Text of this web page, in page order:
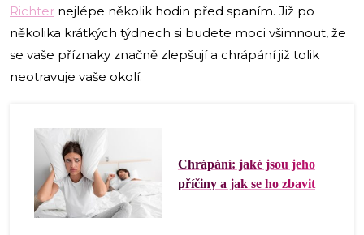
Richter nejlépe několik hodin před spaním. Již po
několika krátkých týdnech si budete moci všimnout, že
se vaše příznaky značně zlepšují a chrápání již tolik
neotravuje vaše okolí.
Chrápání: jaké jsou jeho
příčiny a jak se ho zbavit